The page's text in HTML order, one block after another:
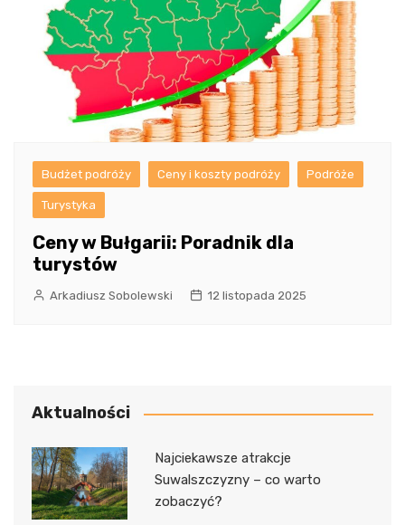
Budżet podróży Ceny i koszty podróży Podróże
Turystyka
Ceny w Bułgarii: Poradnik dla
turystów
Arkadiusz Sobolewski 12 listopada 2025
Aktualności
Najciekawsze atrakcje
Suwalszczyzny – co warto
zobaczyć?